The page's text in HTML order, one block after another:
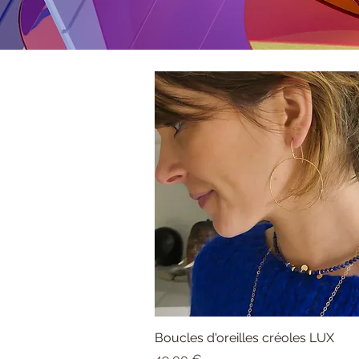
Aperçu rapide
Boucles d'oreilles créoles LUX